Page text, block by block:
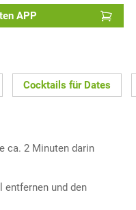
APP
Cocktails für Dates
ca. 2 Minuten darin
entfernen und den